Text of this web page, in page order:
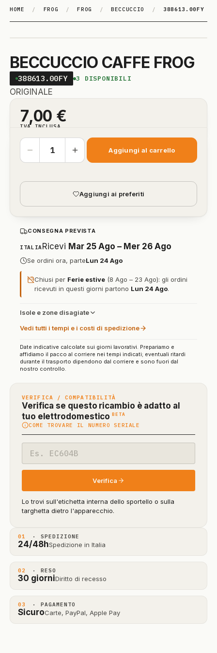
HOME / FROG / FROG / BECCUCCIO / 388613.00FY
BECCUCCIO CAFFE FROG
388613.00FY 3 DISPONIBILI
ORIGINALE
7,00 €
IVA INCLUSA
VERIFICA / COMPATIBILITÀ
Verifica se questo ricambio è adatto al
tuo elettrodomestico BETA
in
beta)
COME TROVARE IL NUMERO SERIALE
modello
Verifica
Lo trovi sull'etichetta interna dello sportello o sulla
targhetta dietro l'apparecchio.
Aggiungi al carrello
Aggiungi ai preferiti
CONSEGNA PREVISTA
ITALIA Ricevi Mar 25 Ago – Mer 26 Ago
Se ordini ora, parteLun 24 Ago
Chiusi per Ferie estive (8 Ago – 23 Ago): gli ordini
ricevuti in questi giorni partono Lun 24 Ago.
Isole e zone disagiate
Vedi tutti i tempi e i costi di spedizione
Date indicative calcolate sui giorni lavorativi. Prepariamo e
affidiamo il pacco al corriere nei tempi indicati; eventuali ritardi
durante il trasporto dipendono dal corriere e sono fuori dal
nostro controllo.
01 · SPEDIZIONE
24/48hSpedizione in Italia
02 · RESO
30 giorniDiritto di recesso
03 · PAGAMENTO
SicuroCarte, PayPal, Apple Pay